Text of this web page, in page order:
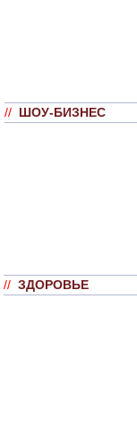
// ШОУ-БИЗНЕС
// ЗДОРОВЬЕ